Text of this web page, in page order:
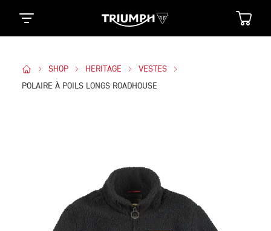
SHOP HERITAGE
VESTES
POLAIRE À POILS LONGS ROADHOUSE